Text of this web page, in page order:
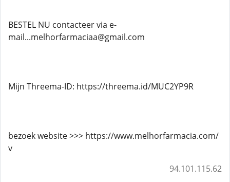
BESTEL NU contacteer via e-
mail...melhorfarmaciaa@gmail.com
Mijn Threema-ID: https://threema.id/MUC2YP9R
bezoek website >>> https://www.melhorfarmacia.com/
v
94.101.115.62